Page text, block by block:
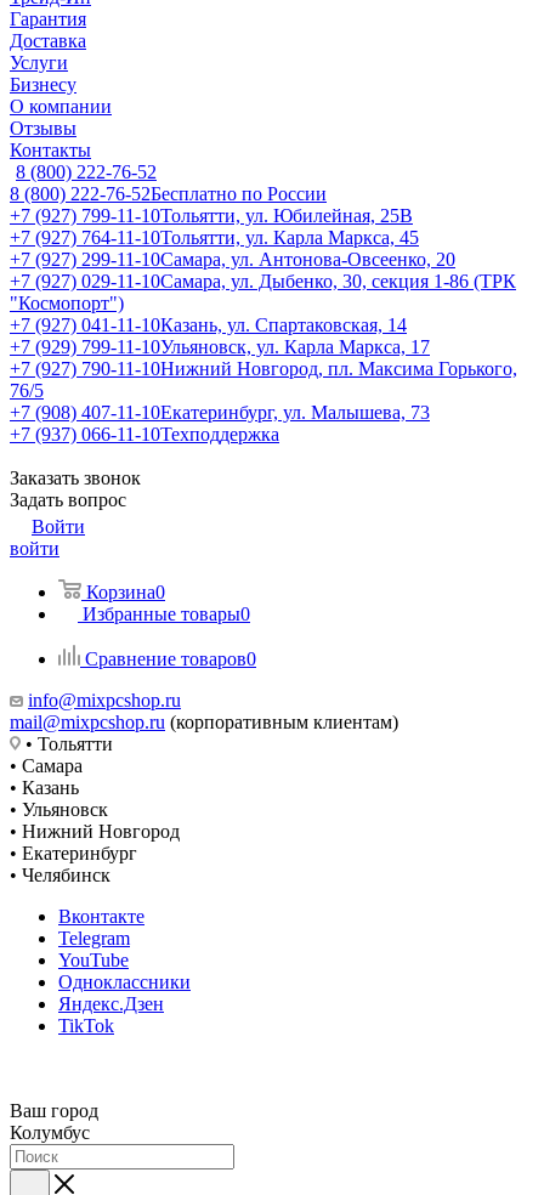
Гарантия
Доставка
Услуги
Бизнесу
О компании
Отзывы
Контакты
8 (800) 222-76-52
8 (800) 222-76-52Бесплатно по России
+7 (927) 799-11-10Тольятти, ул. Юбилейная, 25В
+7 (927) 764-11-10Тольятти, ул. Карла Маркса, 45
+7 (927) 299-11-10Самара, ул. Антонова-Овсеенко, 20
+7 (927) 029-11-10Самара, ул. Дыбенко, 30, секция 1-86 (ТРК
"Космопорт")
+7 (927) 041-11-10Казань, ул. Спартаковская, 14
+7 (929) 799-11-10Ульяновск, ул. Карла Маркса, 17
+7 (927) 790-11-10Нижний Новгород, пл. Максима Горького,
76/5
+7 (908) 407-11-10Екатеринбург, ул. Малышева, 73
+7 (937) 066-11-10Техподдержка
Заказать звонок
Задать вопрос
Войти
войти
Корзина0
Избранные товары0
Сравнение товаров0
info@mixpcshop.ru
mail@mixpcshop.ru (корпоративным клиентам)
• Тольятти
• Самара
• Казань
• Ульяновск
• Нижний Новгород
• Екатеринбург
• Челябинск
Вконтакте
Telegram
YouTube
Одноклассники
Яндекс.Дзен
TikTok
Ваш город
Колумбус